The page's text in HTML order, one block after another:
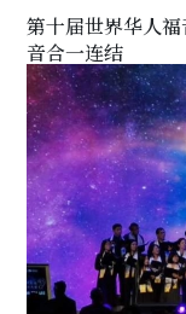
第十届世界华人
音合一连结